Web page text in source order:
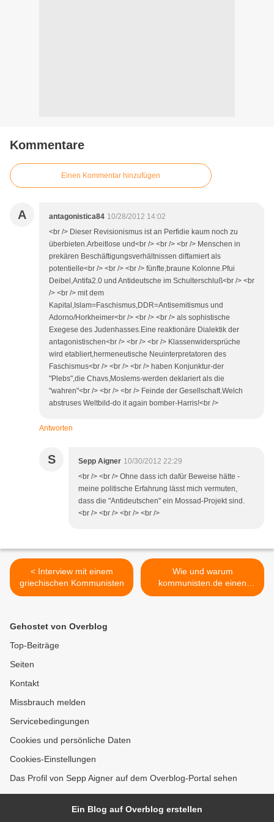
Kommentare
Einen Kommentar hinzufügen
A antagonistica84 10/28/2012 14:02
<br /> Dieser Revisionismus ist an Perfidie kaum noch zu
überbieten.Arbeitlose und<br /> <br /> <br /> Menschen in
prekären Beschäftigungsverhältnissen diffamiert als
potentielle<br /> <br /> <br /> fünfte,braune Kolonne.Pfui
Deibel,Antifa2.0 und Antideutsche im Schulterschluß<br /> <br
/> <br /> mit dem
Kapital,Islam=Faschismus,DDR=Antisemitismus und
Adorno/Horkheimer<br /> <br /> <br /> als sophistische
Exegese des Judenhasses.Eine reaktionäre Dialektik der
antagonistischen<br /> <br /> <br /> Klassenwidersprüche
wird etabliert,hermeneutische Neuinterpretatoren des
Faschismus<br /> <br /> <br /> haben Konjunktur-der
"Plebs",die Chavs,Moslems-werden deklariert als die
"wahren"<br /> <br /> <br /> Feinde der Gesellschaft.Welch
abstruses Weltbild-do it again bomber-Harris!<br />
Antworten
S Sepp Aigner 10/30/2012 22:29
<br /> <br /> Ohne dass ich dafür Beweise hätte -
meine politische Erfahrung lässt mich vermuten,
dass die "Antideutschen" ein Mossad-Projekt sind.
<br /> <br /> <br /> <br />
< Interview mit einem
griechischen Kommunisten
Wie und warum
kommunisten.de einen
kubanischen Text publiziert
Gehostet von Overblog
Top-Beiträge
Seiten
Kontakt
Missbrauch melden
Servicebedingungen
Cookies und persönliche Daten
Cookies-Einstellungen
Das Profil von Sepp Aigner auf dem Overblog-Portal sehen
Ein Blog auf Overblog erstellen